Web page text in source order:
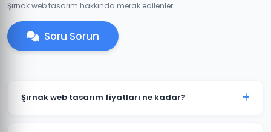
Şırnak web tasarım hakkında merak edilenler.
Soru Sorun
Şırnak web tasarım fiyatları ne kadar?